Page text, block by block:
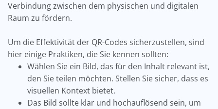
Verbindung zwischen dem physischen und digitalen
Raum zu fördern.
Um die Effektivität der QR-Codes sicherzustellen, sind
hier einige Praktiken, die Sie kennen sollten:
Wählen Sie ein Bild, das für den Inhalt relevant ist,
den Sie teilen möchten. Stellen Sie sicher, dass es
visuellen Kontext bietet.
Das Bild sollte klar und hochauflösend sein, um